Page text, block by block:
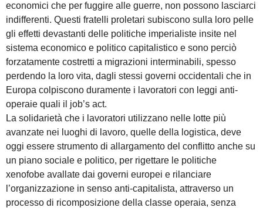
economici che per fuggire alle guerre, non possono lasciarci
indifferenti. Questi fratelli proletari subiscono sulla loro pelle
gli effetti devastanti delle politiche imperialiste insite nel
sistema economico e politico capitalistico e sono perciò
forzatamente costretti a migrazioni interminabili, spesso
perdendo la loro vita, dagli stessi governi occidentali che in
Europa colpiscono duramente i lavoratori con leggi anti-
operaie quali il job’s act.
La solidarietà che i lavoratori utilizzano nelle lotte più
avanzate nei luoghi di lavoro, quelle della logistica, deve
oggi essere strumento di allargamento del conflitto anche su
un piano sociale e politico, per rigettare le politiche
xenofobe avallate dai governi europei e rilanciare
l’organizzazione in senso anti-capitalista, attraverso un
processo di ricomposizione della classe operaia, senza